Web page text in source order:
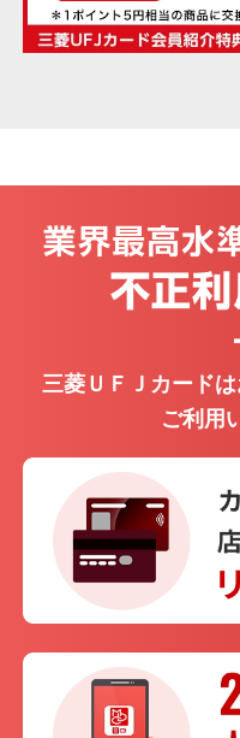
三菱ＵＦＪカード
ご利用
ア
お申
・個人関連情報の第
ンをタップ、または
費用の精算に利用す
行においてその情報
紐付けます。
＞ ご利
※ タップすると